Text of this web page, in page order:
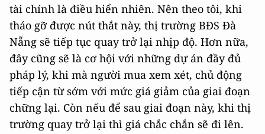
tài chính là điều hiển nhiên. Nên theo tôi, khi
tháo gỡ được nút thắt này, thị trường BĐS Đà
Nẵng sẽ tiếp tục quay trở lại nhịp độ. Hơn nữa,
đây cũng sẽ là cơ hội với những dự án đầy đủ
pháp lý, khi mà người mua xem xét, chủ động
tiếp cận từ sớm với mức giá giảm của giai đoạn
chững lại. Còn nếu để sau giai đoạn này, khi thị
trường quay trở lại thì giá chắc chắn sẽ đi lên.